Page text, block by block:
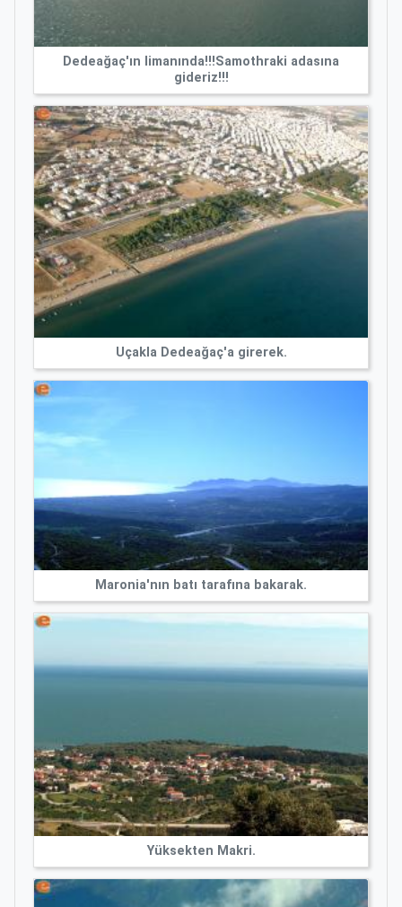
Dedeağaç'ın limanında!!!Samothraki adasına
gideriz!!!
Uçakla Dedeağaç'a girerek.
Maronia'nın batı tarafına bakarak.
Yüksekten Makri.